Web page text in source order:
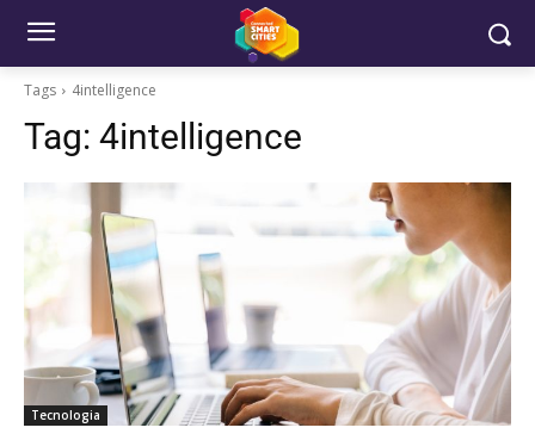
Tags 4intelligence
Tag: 4intelligence
Tecnologia